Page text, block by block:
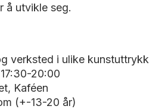
å utvikle seg.
verksted i ulike kunstuttrykk
20:00
Kaféen
(+-13-20 år)